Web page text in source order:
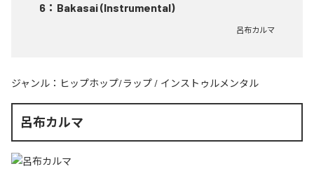
6 ： Bakasai (Instrumental)
呂布カルマ
ジャンル： ヒップホップ/ラップ / インストゥルメンタル
呂布カルマ